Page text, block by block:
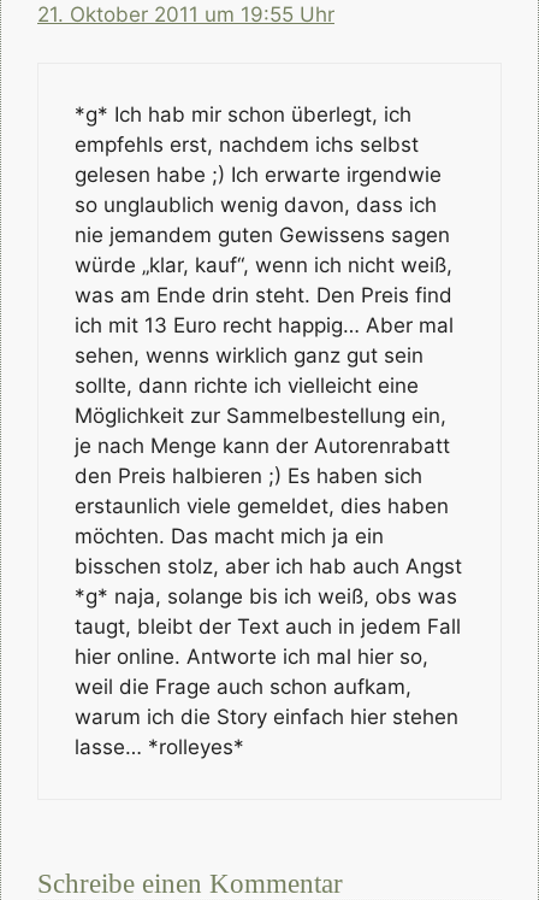
21. Oktober 2011 um 19:55 Uhr
*g* Ich hab mir schon überlegt, ich
empfehls erst, nachdem ichs selbst
gelesen habe ;) Ich erwarte irgendwie
so unglaublich wenig davon, dass ich
nie jemandem guten Gewissens sagen
würde „klar, kauf“, wenn ich nicht weiß,
was am Ende drin steht. Den Preis find
ich mit 13 Euro recht happig… Aber mal
sehen, wenns wirklich ganz gut sein
sollte, dann richte ich vielleicht eine
Möglichkeit zur Sammelbestellung ein,
je nach Menge kann der Autorenrabatt
den Preis halbieren ;) Es haben sich
erstaunlich viele gemeldet, dies haben
möchten. Das macht mich ja ein
bisschen stolz, aber ich hab auch Angst
*g* naja, solange bis ich weiß, obs was
taugt, bleibt der Text auch in jedem Fall
hier online. Antworte ich mal hier so,
weil die Frage auch schon aufkam,
warum ich die Story einfach hier stehen
lasse… *rolleyes*
Schreibe einen Kommentar